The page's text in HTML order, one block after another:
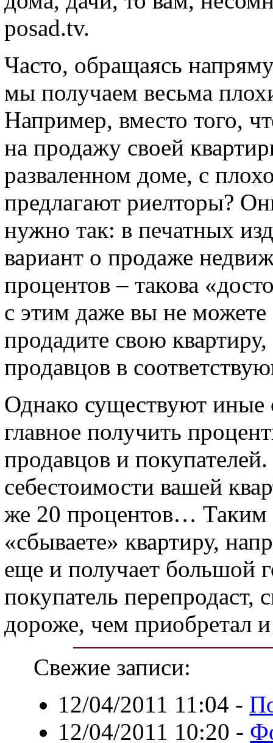
posad.tv.
Часто, обращаясь
мы получаем весьма
Например, вместо того,
на продажу своей
разваленном доме, с
предлагают риелторы?
нужно так: в печатных
вариант о продаже
процентов – такова
с этим даже вы не можете
продадите свою
продавцов в
Однако существуют иные
главное получить
продавцов и
себестоимости вашей
же 20 процентов… Таким
«сбываете» квартиру,
еще и получает большой
покупатель перепродаст,
дороже, чем приобретал
Свежие записи:
12/04/2011 11:04 -
12/04/2011 10:20 -